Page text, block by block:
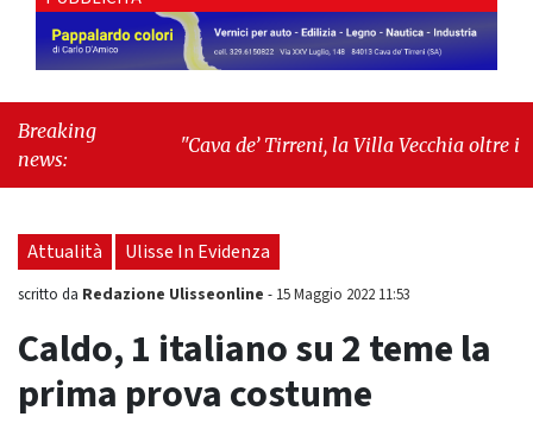
Breaking
news:
"Cava de’ Tirreni, la Villa Vecchia oltre i
seduta consiliare: “Serve chiarezza!”"
Attualità Ulisse In Evidenza
scritto da Redazione Ulisseonline - 15 Maggio 2022 11:53
Caldo, 1 italiano su 2 teme la
prima prova costume